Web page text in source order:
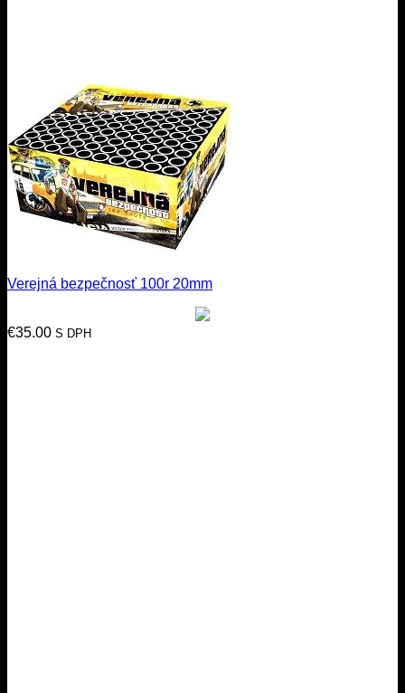
Verejná bezpečnosť 100r 20mm
€35.00 S DPH